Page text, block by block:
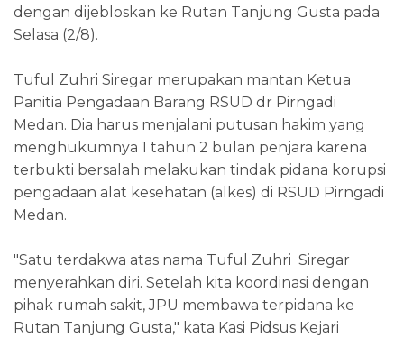
dengan dijebloskan ke Rutan Tanjung Gusta pada
Selasa (2/8).
Tuful Zuhri Siregar merupakan mantan Ketua
Panitia Pengadaan Barang RSUD dr Pirngadi
Medan. Dia harus menjalani putusan hakim yang
menghukumnya 1 tahun 2 bulan penjara karena
terbukti bersalah melakukan tindak pidana korupsi
pengadaan alat kesehatan (alkes) di RSUD Pirngadi
Medan.
"Satu terdakwa atas nama Tuful Zuhri Siregar
menyerahkan diri. Setelah kita koordinasi dengan
pihak rumah sakit, JPU membawa terpidana ke
Rutan Tanjung Gusta," kata Kasi Pidsus Kejari